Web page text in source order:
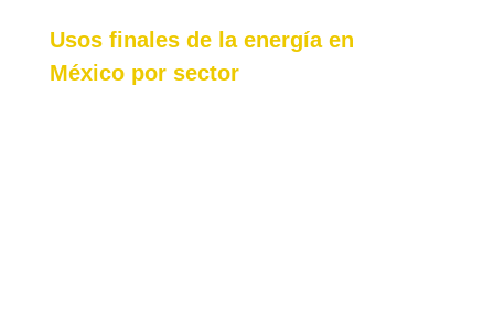
Usos finales de la energía en
México por sector